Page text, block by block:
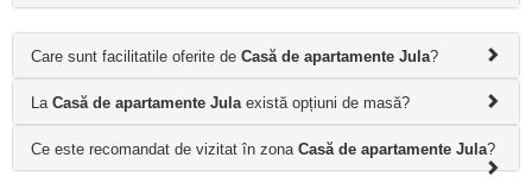
Care sunt facilitatile oferite de Casă de apartamente Jula?
La Casă de apartamente Julaexistă opțiuni de masă?
Ce este recomandat de vizitat în zona Casă de apartamente Jula?